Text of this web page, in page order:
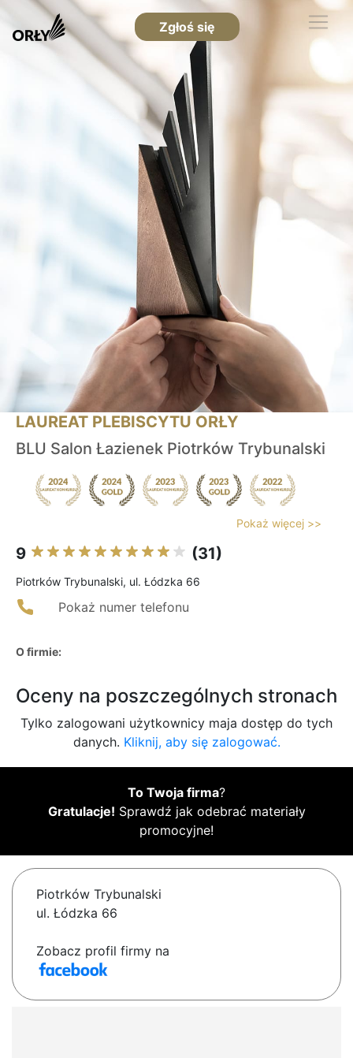
Zgłoś się
LAUREAT PLEBISCYTU ORŁY
BLU Salon Łazienek Piotrków Trybunalski
Pokaż więcej >>
9 (31)
Piotrków Trybunalski, ul. Łódzka 66
Pokaż numer telefonu
O firmie:
Oceny na poszczególnych stronach
Tylko zalogowani użytkownicy maja dostęp do tych
danych. Kliknij, aby się zalogować.
To Twoja firma?
Gratulacje! Sprawdź jak odebrać materiały
promocyjne!
Piotrków Trybunalski
ul. Łódzka 66
Zobacz profil firmy na